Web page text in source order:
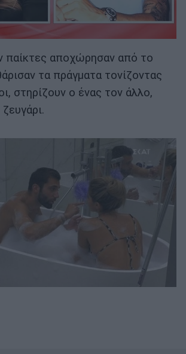
παίκτες αποχώρησαν από το
τα πράγμα­τα τονίζοντας
στηρίζουν ο ένας τον άλλο,